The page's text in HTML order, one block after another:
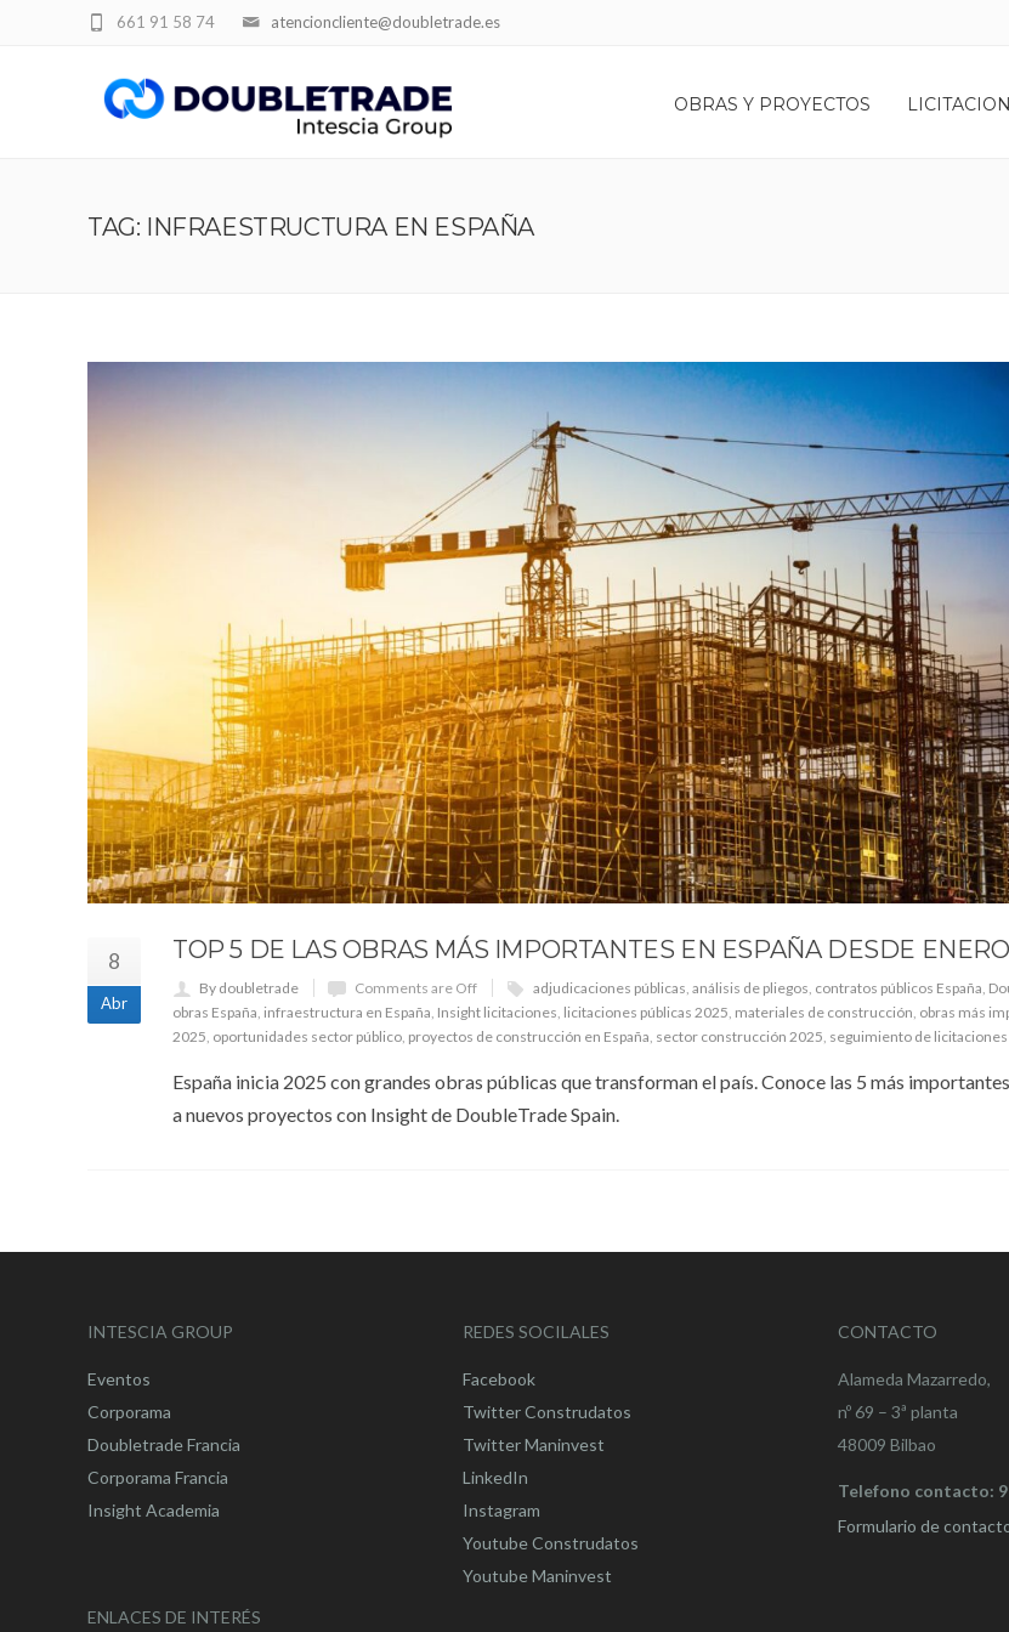
atencioncliente@doubletrade.es
661 91 58 74
OBRAS Y PROYECTOS
TAG: INFRAESTRUCTURA EN ESPAÑA
8
Abr
TOP 5 DE LAS OBRAS MÁS IMPORTANTES EN ESPAÑA DESDE
By doubletrade Comments are Off adjudicaciones públicas análisis de pliegos contratos públicos España
obras España infraestructura en España Insight licitaciones licitaciones públicas 2025 materiales de construcción obras más
2025 oportunidades sector público proyectos de construcción en España sector construcción 2025 seguimiento de licitaciones
España inicia 2025 con grandes obras públicas que transforman el país. Conoce las 5 más
a nuevos proyectos con Insight de DoubleTrade Spain.
INTESCIA GROUP
Eventos
Corporama
Doubletrade Francia
Corporama Francia
Insight Academia
ENLACES DE INTERÉS
REDES SOCILALES
Facebook
Twitter Construdatos
Twitter Maninvest
LinkedIn
Instagram
Youtube Construdatos
Youtube Maninvest
CONTACTO
Alameda Mazarredo,
nº 69 – 3ª planta
48009 Bilbao
Telefono contacto:
Formulario de